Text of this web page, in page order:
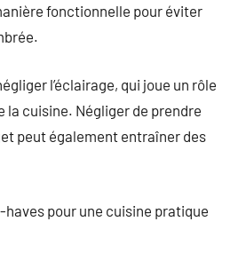
fonctionnelle pour éviter
l’éclairage, qui joue un rôle
la cuisine. Négliger de prendre
peut également entraîner des
haves pour une cuisine pratique